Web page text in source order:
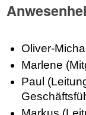
Oliver-
Marlene
Paul